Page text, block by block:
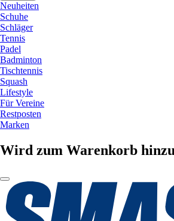
Neuheiten
Schuhe
Schläger
Tennis
Padel
Badminton
Tischtennis
Squash
Lifestyle
Für Vereine
Restposten
Marken
Wird zum Warenkorb